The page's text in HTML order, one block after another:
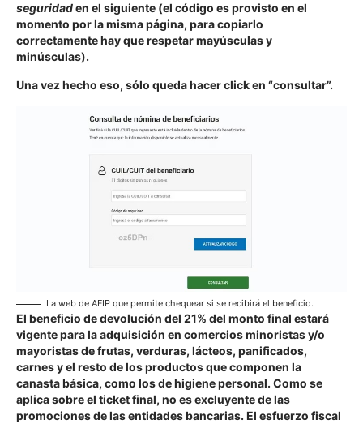
seguridaden el siguiente (el código es provisto en el
momento por la misma página, para copiarlo
correctamente hay que respetar mayúsculas y
minúsculas).
Una vez hecho eso, sólo queda hacer click en “consultar”.
La web de AFIP que permite chequear si se recibirá el beneficio.
El beneficio de devolución del 21% del monto final estará
vigente para la adquisición en comercios minoristas y/o
mayoristas de frutas, verduras, lácteos, panificados,
carnes y el resto de los productos que componen la
canasta básica, como los de higiene personal. Como se
aplica sobre el ticket final, no es excluyente de las
promociones de las entidades bancarias. El esfuerzo fiscal